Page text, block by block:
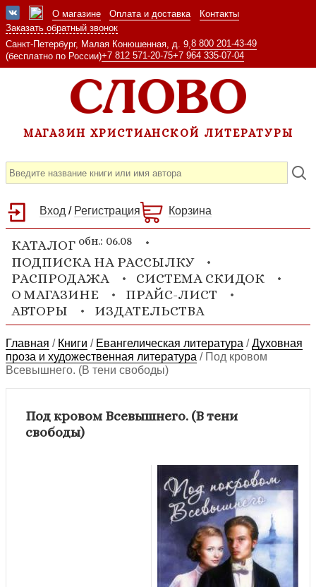
О магазине Оплата и доставка
Контакты
Заказать обратный звонок
Санкт-Петербург, Малая Конюшенная, д. 9, 8 800 201-43-49
(бесплатно по России)+7 812 571-20-75+7 964 335-07-04
МАГАЗИН ХРИСТИАНСКОЙ ЛИТЕРАТУРЫ
Вход / Регистрация Корзина
КАТАЛОГ обн.: 06.08
ПОДПИСКА НА РАССЫЛКУ
РАСПРОДАЖА
СИСТЕМА СКИДОК
О МАГАЗИНЕ
ПРАЙС-ЛИСТ
АВТОРЫ
ИЗДАТЕЛЬСТВА
Главная / Книги / Евангелическая литература /Духовная
проза и художественная литература / Под кровом
Всевышнего. (В тени свободы)
Под кровом Всевышнего. (В тени
свободы)